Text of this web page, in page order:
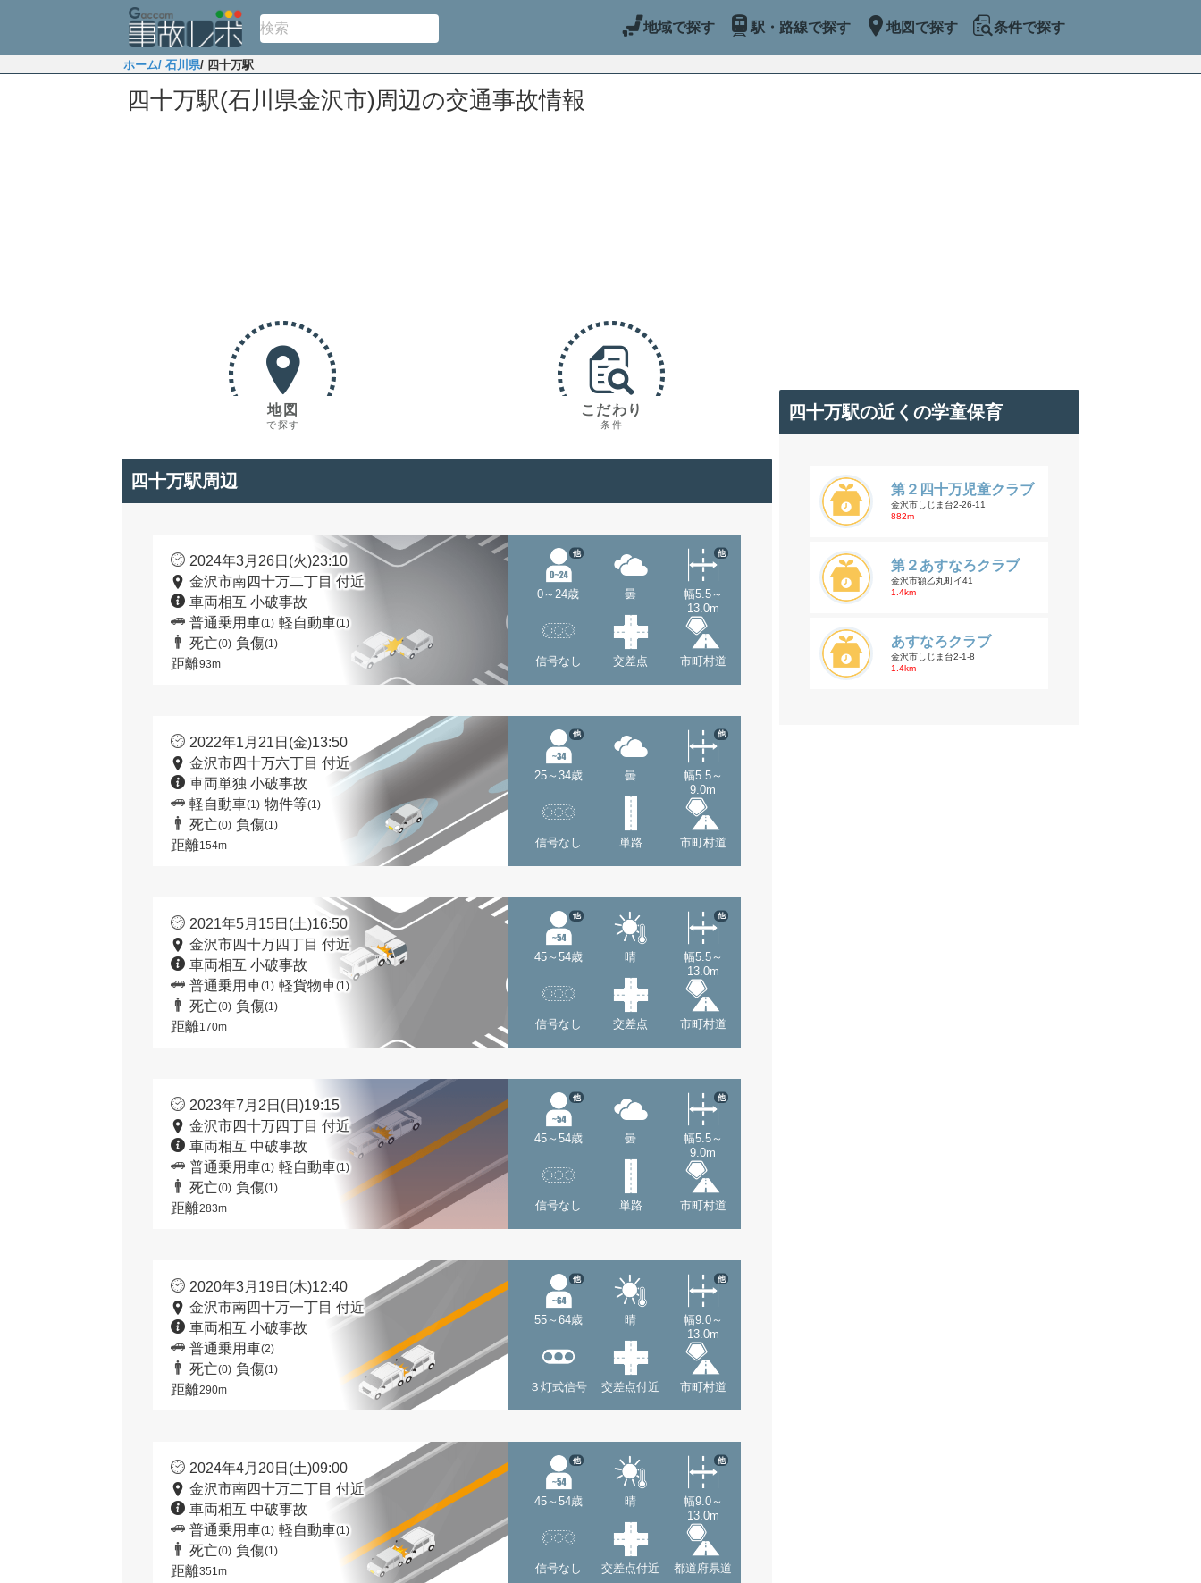
地域で探す 駅・路線で探す 地図で探す 条件で探す
ホーム/ 石川県/ 四十万駅
四十万駅(石川県金沢市)周辺の交通事故情報
地図
で探す
こだわり
条件
四十万駅周辺
2024年3月26日(火)23:10
金沢市南四十万二丁目 付近
車両相互 小破事故
普通乗用車(1) 軽自動車(1)
死亡(0) 負傷(1)
距離93m
0～24歳
他
曇
幅5.5～
13.0m
他
信号なし 交差点 市町村道
2022年1月21日(金)13:50
金沢市四十万六丁目 付近
車両単独 小破事故
軽自動車(1) 物件等(1)
死亡(0) 負傷(1)
距離154m
25～34歳
他
曇
幅5.5～
9.0m
他
信号なし 単路 市町村道
2021年5月15日(土)16:50
金沢市四十万四丁目 付近
車両相互 小破事故
普通乗用車(1) 軽貨物車(1)
死亡(0) 負傷(1)
距離170m
45～54歳
他
晴
幅5.5～
13.0m
他
信号なし 交差点 市町村道
2023年7月2日(日)19:15
金沢市四十万四丁目 付近
車両相互 中破事故
普通乗用車(1) 軽自動車(1)
死亡(0) 負傷(1)
距離283m
45～54歳
他
曇
幅5.5～
9.0m
他
信号なし 単路 市町村道
2020年3月19日(木)12:40
金沢市南四十万一丁目 付近
車両相互 小破事故
普通乗用車(2)
死亡(0) 負傷(1)
距離290m
55～64歳
他
晴
幅9.0～
13.0m
他
３灯式信号 交差点付近 市町村道
2024年4月20日(土)09:00
金沢市南四十万二丁目 付近
車両相互 中破事故
普通乗用車(1) 軽自動車(1)
死亡(0) 負傷(1)
距離351m
45～54歳
他
晴
幅9.0～
13.0m
他
信号なし 交差点付近 都道府県道
四十万駅の近くの学童保育
第２四十万児童クラブ
金沢市しじま台2-26-11
882m
第２あすなろクラブ
金沢市額乙丸町イ41
1.4km
あすなろクラブ
金沢市しじま台2-1-8
1.4km